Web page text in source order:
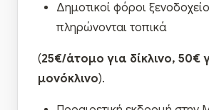
Δημοτικοί φόροι
πληρώνονται τοπικά
(25€/άτομο για δίκλινο, 50€
μονόκλινο).